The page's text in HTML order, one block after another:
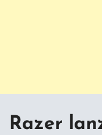
Razer